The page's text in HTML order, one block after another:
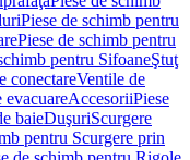
Piese de schimb pentru
Piese de schimb pentru
pentru SifoaneŞtuţ
conectareVentile de
evacuareAccesoriiPiese
baieDuşuriScurgere
pentru Scurgere prin